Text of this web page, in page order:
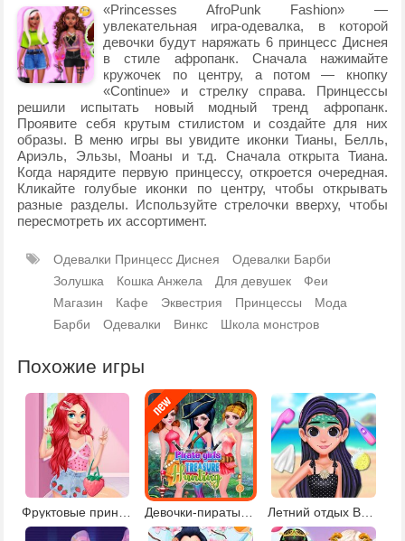
«Princesses AfroPunk Fashion» —
увлекательная игра-одевалка, в которой
девочки будут наряжать 6 принцесс Диснея
в стиле афропанк. Сначала нажимайте
кружочек по центру, а потом — кнопку
«Continue» и стрелку справа. Принцессы
решили испытать новый модный тренд афропанк.
Проявите себя крутым стилистом и создайте для них
образы. В меню игры вы увидите иконки Тианы, Белль,
Ариэль, Эльзы, Моаны и т.д. Сначала открыта Тиана.
Когда нарядите первую принцессу, откроется очередная.
Кликайте голубые иконки по центру, чтобы открывать
разные разделы. Используйте стрелочки вверху, чтобы
пересмотреть их ассортимент.
Одевалки Принцесс Диснея
Одевалки Барби
Золушка
Кошка Анжела Для девушек
Феи
Магазин
Кафе Эквестрия Принцессы
Мода
Барби
Одевалки Винкс Школа монстров
Похожие игры
Летний отдых Вайлет